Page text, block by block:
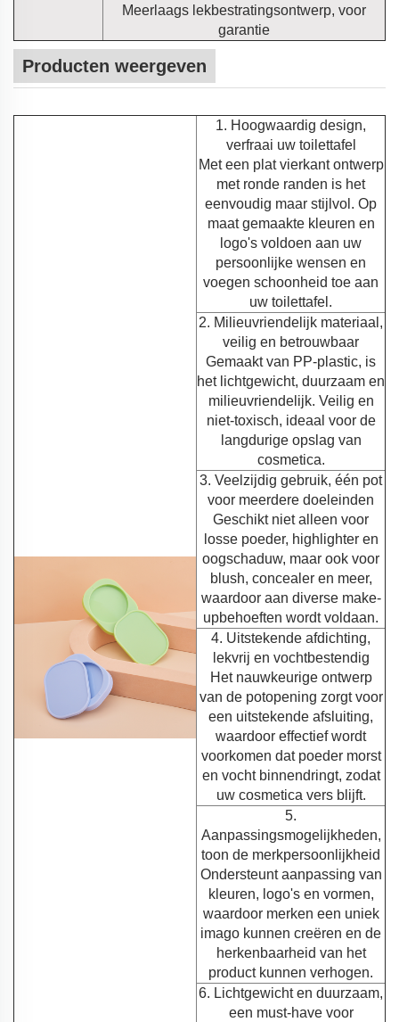
Meerlaags lekbestratingsontwerp, voor
garantie
Producten weergeven
1. Hoogwaardig design,
verfraai uw toilettafel
Met een plat vierkant ontwerp
met ronde randen is het
eenvoudig maar stijlvol. Op
maat gemaakte kleuren en
logo's voldoen aan uw
persoonlijke wensen en
voegen schoonheid toe aan
uw toilettafel.
2. Milieuvriendelijk materiaal,
veilig en betrouwbaar
Gemaakt van PP-plastic, is
het lichtgewicht, duurzaam en
milieuvriendelijk. Veilig en
niet-toxisch, ideaal voor de
langdurige opslag van
cosmetica.
3. Veelzijdig gebruik, één pot
voor meerdere doeleinden
Geschikt niet alleen voor
losse poeder, highlighter en
oogschaduw, maar ook voor
blush, concealer en meer,
waardoor aan diverse make-
upbehoeften wordt voldaan.
4. Uitstekende afdichting,
lekvrij en vochtbestendig
Het nauwkeurige ontwerp
van de potopening zorgt voor
een uitstekende afsluiting,
waardoor effectief wordt
voorkomen dat poeder morst
en vocht binnendringt, zodat
uw cosmetica vers blijft.
5.
Aanpassingsmogelijkheden,
toon de merkpersoonlijkheid
Ondersteunt aanpassing van
kleuren, logo's en vormen,
waardoor merken een uniek
imago kunnen creëren en de
herkenbaarheid van het
product kunnen verhogen.
6. Lichtgewicht en duurzaam,
een must-have voor